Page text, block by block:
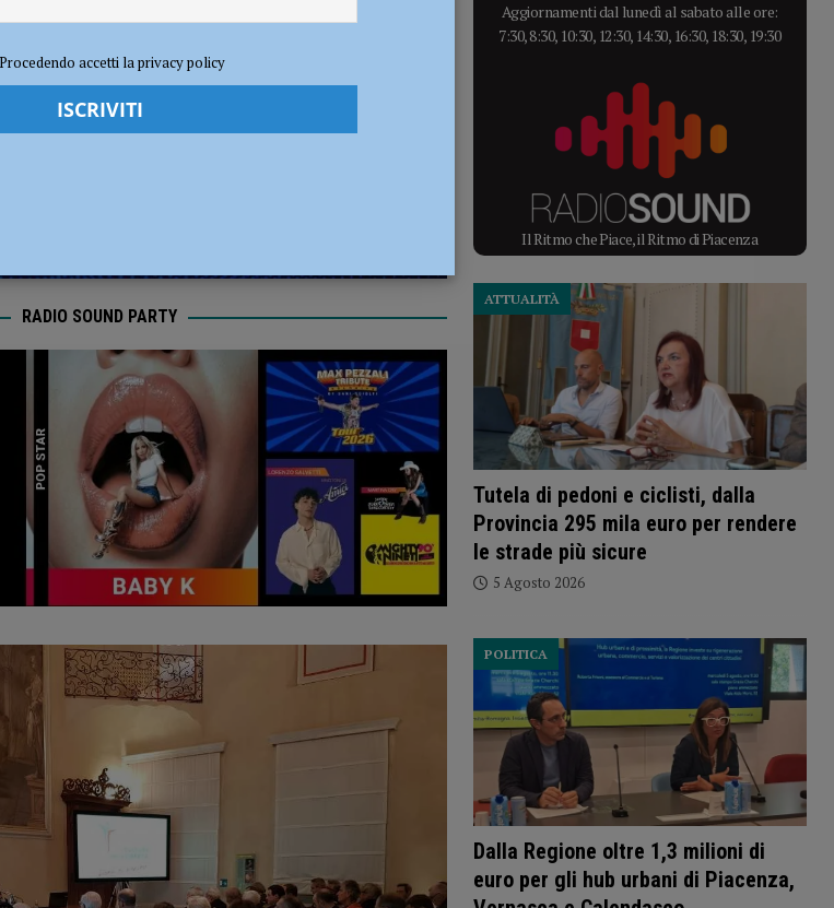
nella provincia di Piacenza”
Attualità
RADIO SOUND PARTY
Aggiornamenti dal lunedì al sabato alle ore:
7:30, 8:30, 10:30, 12:30, 14:30, 16:30, 18:30, 19:30
Il Ritmo che Piace, il Ritmo di Piacenza
Tutela di pedoni e ciclisti, dalla
Provincia 295 mila euro per rendere
le strade più sicure
ATTUALITÀ
5 Agosto 2026
Dalla Regione oltre 1,3 milioni di
euro per gli hub urbani di Piacenza,
POLITICA
Procedendo accetti la privacy policy